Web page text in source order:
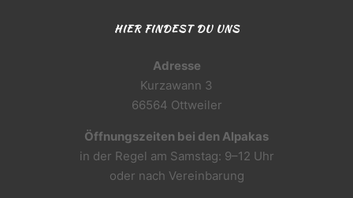
HIER FINDEST DU UNS
Adresse
Kurzawann 3
66564 Ottweiler
Öffnungszeiten bei den Alpakas
in der Regel am Samstag: 9–12 Uhr
oder nach Vereinbarung